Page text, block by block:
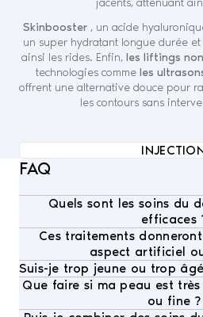
Skinbooster, un acide
un super hydratant longue durée
ainsi les rides. Enfin, les liftings
technologies comme les
offrent une alternative douce pour
les contours sans
FAQ
Quels sont les soins du
efficaces
Nossoins de décolletésont
spécifiques de votre peau et
revitalisation (acide
greffe de nano-graisses, la
resurfaçage laser. Ces
Ces traitements
aspect artificiel
Pas chez Nescens. Toutes les
réalisées pardes médecins
privilégientdes résultats
Suis-je trop jeune ou trop
Ces soins sont adaptés dès
l'âge ouen préventionpour
Que faire si ma peau est
ou fine ?